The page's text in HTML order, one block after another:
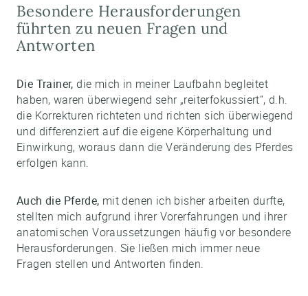
Besondere Herausforderungen
führten zu neuen Fragen und
Antworten
Die Trainer, die mich in meiner Laufbahn begleitet
haben, waren überwiegend sehr „reiterfokussiert“, d.h.
die Korrekturen richteten und richten sich überwiegend
und differenziert auf die eigene Körperhaltung und
Einwirkung, woraus dann die Veränderung des Pferdes
erfolgen kann.
Auch die Pferde, mit denen ich bisher arbeiten durfte,
stellten mich aufgrund ihrer Vorerfahrungen und ihrer
anatomischen Voraussetzungen häufig vor besondere
Herausforderungen. Sie ließen mich immer neue
Fragen stellen und Antworten finden.